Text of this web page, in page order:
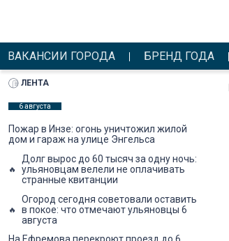
ВАКАНСИИ ГОРОДА БРЕНД ГОДА
ЛЕНТА
6 августа
Пожар в Инзе: огонь уничтожил жилой
дом и гараж на улице Энгельса
Долг вырос до 60 тысяч за одну ночь:
ульяновцам велели не оплачивать
странные квитанции
Огород сегодня советовали оставить
в покое: что отмечают ульяновцы 6
августа